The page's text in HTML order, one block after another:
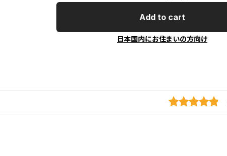
Add to cart
日本国内にお住まいの方向け